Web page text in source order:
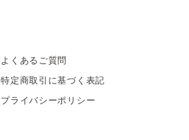
よくあるご質問
特定商取引に基づく表記
プライバシーポリシー